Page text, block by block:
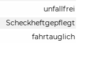
unfallfrei
Scheckheftgepflegt
fahrtauglich